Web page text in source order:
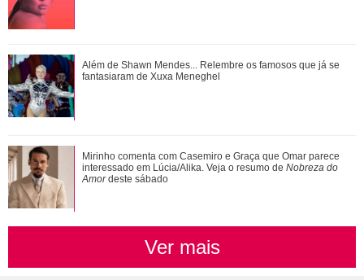
Pedro comemora o estado de saúde de Bruna. Confira o
que vai rolar neste sábado em Quem Ama...
Veja tudo sobre a bariátrica e a evolução do corpo de Jojo
Todynho
Além de Shawn Mendes... Relembre os famosos que já se
fantasiaram de Xuxa Meneghel
Mirinho comenta com Casemiro e Graça que Omar parece
interessado em Lúcia/Alika. Veja o resumo de Nobreza do
Amordeste sábado
Ver mais